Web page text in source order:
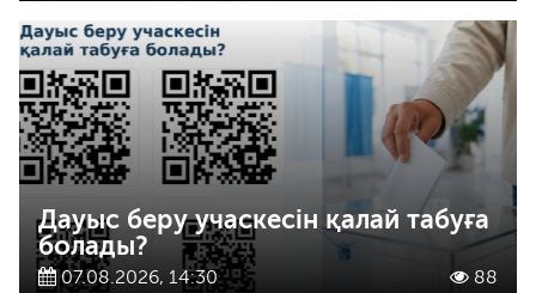
Дауыс беру учаскесін қалай табуға
болады?
07.08.2026, 14:30 88